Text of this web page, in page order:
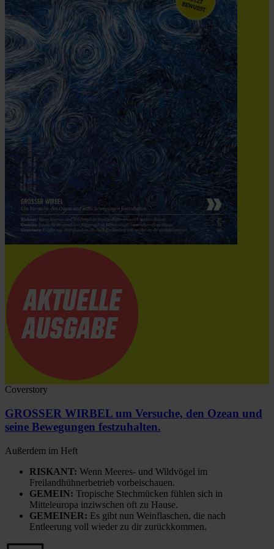
Coverstory
GROSSER WIRBEL um Versuche, den Ozean und
seine Bewegungen festzuhalten.
Außerdem im Heft
RISKANT: Wenn Meeres- und Wildvögel im
Freilandhühnerbetrieb vorbeischauen.
GEMEIN: Tropische Stechmücken fühlen sich in
Mitteleuropa inziwschen oft zu Hause.
GEMEINER: Es gibt nun Weinflaschen, die nach
Entleerung voll wieder zu dir zurückkommen.